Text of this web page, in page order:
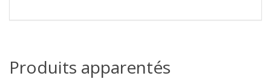
Produits apparentés